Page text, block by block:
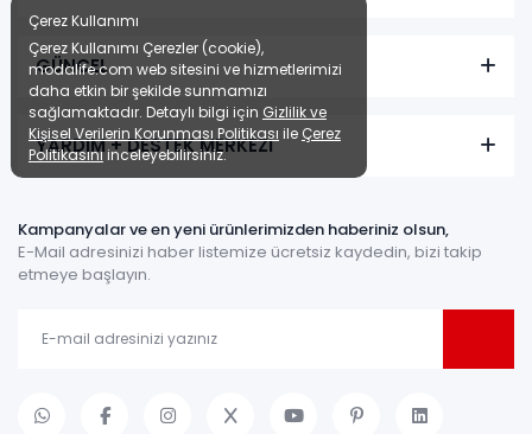
GÜNCEL
YARDIM + DESTEK MERKEZİ
Kampanyalar ve en yeni ürünlerimizden haberiniz olsun,
E-Mail adresinizi haber listemize ücretsiz kaydedin, bizi takip
etmeye başlayın.
Çerez Kullanımı
Çerez Kullanımı Çerezler (cookie),
modalife.com web sitesini ve hizmetlerimizi
daha etkin bir şekilde sunmamızı
sağlamaktadır. Detaylı bilgi için Gizlilik ve
Kişisel Verilerin Korunması Politikası ile Çerez
Politikasınıinceleyebilirsiniz.